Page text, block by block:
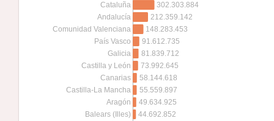
Balears (Illes)
Aragón
Castilla-La Mancha
Canarias
Castilla y León
Galicia
País Vasco
Comunidad Valenciana
Andalucía
Cataluña
44.692.852
49.634.925
55.559.897
58.144.618
73.992.645
81.839.712
91.612.735
148.283.453
212.359.142
302.303.884